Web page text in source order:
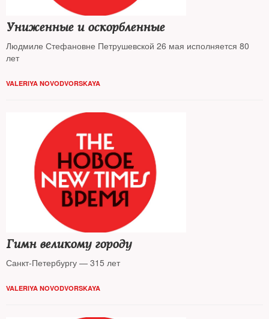
Униженные и оскорбленные
Людмиле Стефановне Петрушевской 26 мая исполняется 80
лет
VALERIYA NOVODVORSKAYA
Гимн великому городу
Санкт-Петербургу — 315 лет
VALERIYA NOVODVORSKAYA